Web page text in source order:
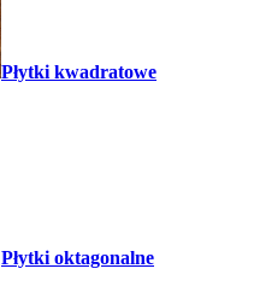
Płytki kwadratowe
Płytki oktagonalne